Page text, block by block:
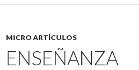
MICRO ARTÍCULOS
ENSEÑANZA